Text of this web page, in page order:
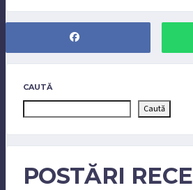
CAUTĂ
Caută
POSTĂRI